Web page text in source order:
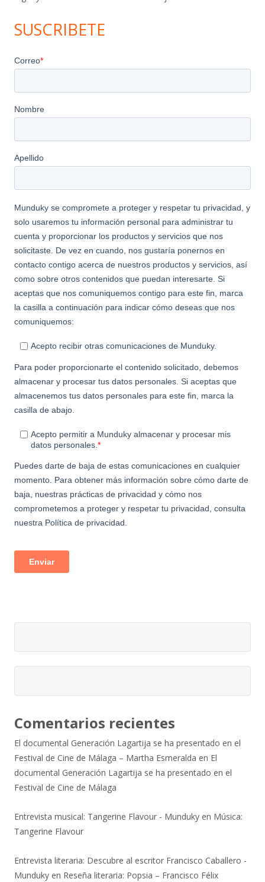
SUSCRIBETE
Comentarios recientes
El documental Generación Lagartija se ha presentado en el
Festival de Cine de Málaga – Martha Esmeralda en El
documental Generación Lagartija se ha presentado en el
Festival de Cine de Málaga
Entrevista musical: Tangerine Flavour - Munduky en Música:
Tangerine Flavour
Entrevista literaria: Descubre al escritor Francisco Caballero -
Munduky en Reseña literaria: Popsia – Francisco Félix